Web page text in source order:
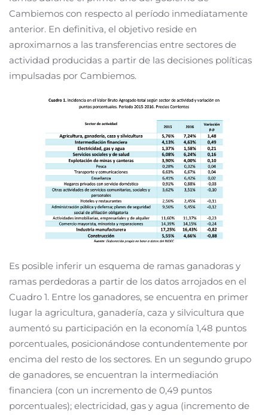
Cambiemos con respecto al período inmediatamente
anterior. En definitiva, el objetivo reside en
aproximarnos a las transferencias entre sectores de
actividad producidas a partir de las decisiones políticas
impulsadas por Cambiemos.
Es posible inferir un esquema de ramas ganadoras y
ramas perdedoras a partir de los datos arrojados en el
Cuadro 1. Entre los ganadores, se encuentra en primer
lugar la agricultura, ganadería, caza y silvicultura que
aumentó su participación en la economía 1,48 puntos
porcentuales, posicionándose contundentemente por
encima del resto de los sectores. En un segundo grupo
de ganadores, se encuentran la intermediación
financiera (con un incremento de 0,49 puntos
porcentuales); electricidad, gas y agua (incremento de